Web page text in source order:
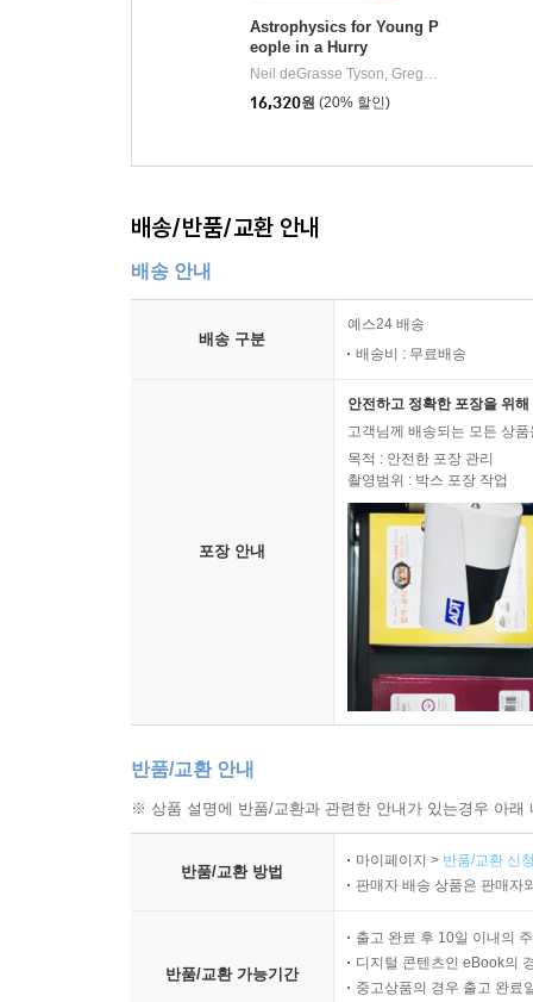
Astrophysics for Young P
eople in a Hurry
Neil deGrasse Tyson, Gregory Mone
16,320원 (20% 할인)
배송/반품/교환 안내
배송 안내
배송 구분
예스24 배송
배송비 : 무료배송
포장 안내
안전하고 정확한 포장을 위
고객님께 배송되는 모든 상
목적 : 안전한 포장 관리
촬영범위 : 박스 포장 작업
반품/교환 안내
※ 상품 설명에 반품/교환과 관련한 안내가 있는경우 아
반품/교환 방법
마이페이지 > 반품/교환 신
판매자 배송 상품은 판매자
반품/교환 가능기간
출고 완료 후 10일 이내의
디지털 콘텐츠인 eBook의
중고상품의 경우 출고 완료